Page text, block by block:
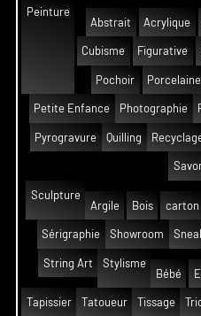
Peinture
Abstrait
Acrylique
Cubisme Figurative
Pochoir Porcelaine
Petite Enfance Photographie
Pyrogravure Quilling
Sculpture
Argile
Bois carton
Sérigraphie Showroom
String Art
Stylisme
Bébé
Tapissier Tatoueur Tissage